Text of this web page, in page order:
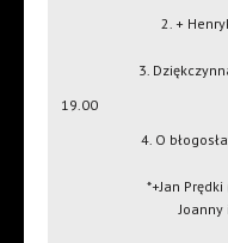
19.00
2. +
3.
4. O
*+Jan